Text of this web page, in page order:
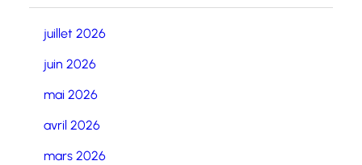
juillet 2026
juin 2026
mai 2026
avril 2026
mars 2026